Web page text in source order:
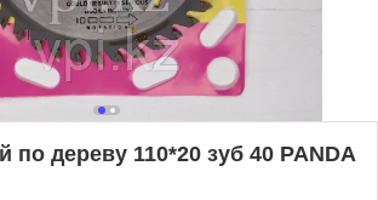
по дереву 110*20 зуб 40 PANDA